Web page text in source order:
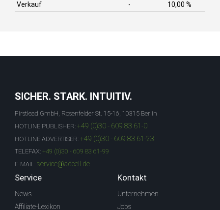
Verkauf
- 10,00 %
SICHER. STARK. INTUITIV.
Firstlead GmbH, Rosenfelder St. 15-16, 10315 Berlin
HOTLINE PUBLISHER: +49 (0)30 - 609 83 61-0
HOTLINE ADVERTISER: +49 (0)30 - 609 83 61-23
TELEFAX: +49 (0)30 - 609 83 61-99
E-MAIL: service@adcell.de
Service
News
Affiliate-Lexikon
Kontakt
Unternehmen
Jobs